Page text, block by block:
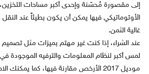
إلى مقصورة مُحسّنة وإحدى أكبر مساحات التخزين،
الأوتوماتيكي فيها يمكن أن يكون بطيئاً عند النقل
غالية الثمن.
عند الشراء، إذا كنت غير مهتم بميزات مثل
موديل 2017 الأرخص مقارنة فيها، كما